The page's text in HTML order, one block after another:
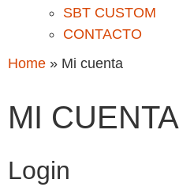
SBT CUSTOM
CONTACTO
Home » Mi cuenta
MI CUENTA
Login